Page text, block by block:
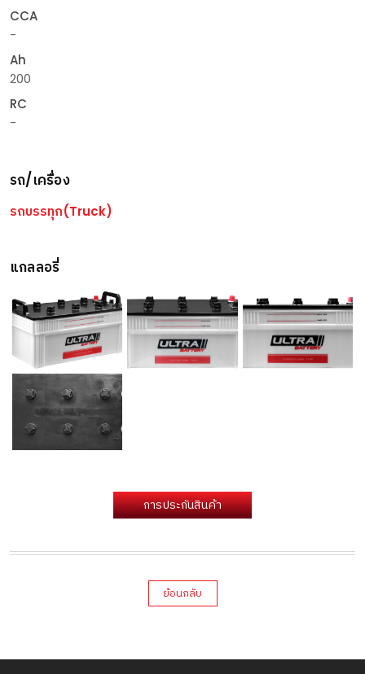
CCA
-
Ah
200
RC
-
รถ/เครื่อง
รถบรรทุก(Truck)
แกลลอรี่
การประกันสินค้า
ย้อนกลับ